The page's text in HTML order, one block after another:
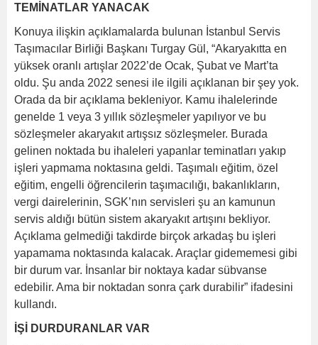
TEMİNATLAR YANACAK
Konuya ilişkin açıklamalarda bulunan İstanbul Servis
Taşımacılar Birliği Başkanı Turgay Gül, “Akaryakıtta en
yüksek oranlı artışlar 2022’de Ocak, Şubat ve Mart’ta
oldu. Şu anda 2022 senesi ile ilgili açıklanan bir şey yok.
Orada da bir açıklama bekleniyor. Kamu ihalelerinde
genelde 1 veya 3 yıllık sözleşmeler yapılıyor ve bu
sözleşmeler akaryakıt artışsız sözleşmeler. Burada
gelinen noktada bu ihaleleri yapanlar teminatları yakıp
işleri yapmama noktasına geldi. Taşımalı eğitim, özel
eğitim, engelli öğrencilerin taşımacılığı, bakanlıkların,
vergi dairelerinin, SGK’nın servisleri şu an kamunun
servis aldığı bütün sistem akaryakıt artışını bekliyor.
Açıklama gelmediği takdirde birçok arkadaş bu işleri
yapamama noktasında kalacak. Araçlar gidememesi gibi
bir durum var. İnsanlar bir noktaya kadar sübvanse
edebilir. Ama bir noktadan sonra çark durabilir” ifadesini
kullandı.
İŞİ DURDURANLAR VAR